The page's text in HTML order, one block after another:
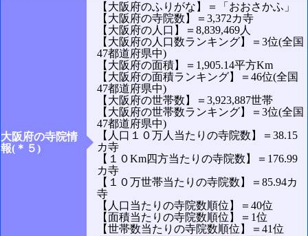
大阪府の寺院情
報(＊５)
【大阪府のふりがな】＝「おおさかふ」
【大阪府の寺院数】＝3,372カ寺
【大阪府の人口】＝8,839,469人
【大阪府の人口数ランキング】＝3位(全国
47都道府県中)
【大阪府の面積】＝1,905.14平方Km
【大阪府の面積ランキング】＝46位(全国
47都道府県中)
【大阪府の世帯数】＝3,923,887世帯
【大阪府の世帯数ランキング】＝3位(全国
47都道府県中)
【人口１０万人当たりの寺院数】＝38.15
カ寺
【１０Km四方当たりの寺院数】＝176.99
カ寺
【１０万世帯当たりの寺院数】＝85.94カ
寺
【人口当たりの寺院数順位】＝40位
【面積当たりの寺院数順位】＝1位
【世帯数当たりの寺院数順位】＝41位